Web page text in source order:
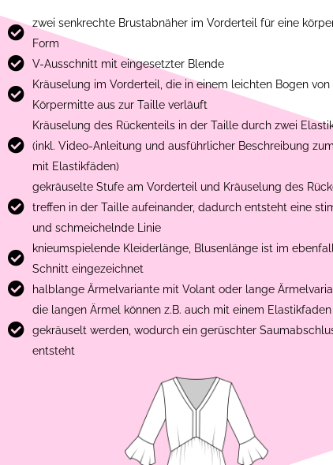
zwei senkrechte Brustabnäher im Vorderteil für eine
Form
V-Ausschnitt mit eingesetzter Blende
Kräuselung im Vorderteil, die in einem leichten Bogen von
Körpermitte aus zur Taille verläuft
Kräuselung des Rückenteils in der Taille durch zwei
(inkl. Video-Anleitung und ausführlicher Beschreibung
mit Elastikfäden)
gekräuselte Stufe am Vorderteil und Kräuselung des
treffen in der Taille aufeinander, dadurch entsteht eine
und schmeichelnde Linie
knieumspielende Kleiderlänge, Blusenlänge ist im
Schnitt eingezeichnet
halblange Ärmelvariante mit Volant oder lange
die langen Ärmel können z.B. auch mit einem Elastikfaden
gekräuselt werden, wodurch ein gerüschter
entsteht